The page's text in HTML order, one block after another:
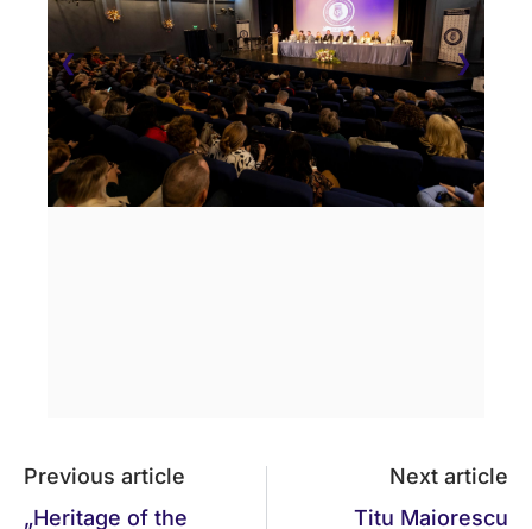
❮ ❯
Previous article
„Heritage of the
Next article
Titu Maiorescu